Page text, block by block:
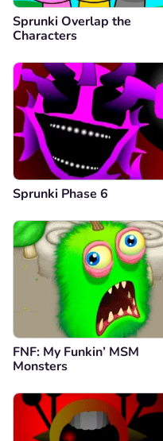
Sprunki Overlap the
Characters
Sprunki Phase 6
FNF: My Funkin’ MSM
Monsters